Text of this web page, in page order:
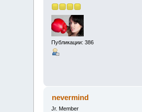
Публикации: 386
nevermind
Jr. Member